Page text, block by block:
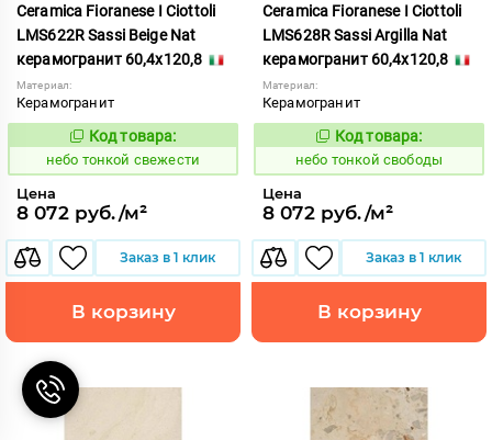
Ceramica Fioranese I Ciottoli
LMS622R Sassi Beige Nat
керамогранит 60,4x120,8
Материал:
Керамогранит
1122208
Код товара:
небо тонкой свежести
Цена
8 072 руб./м²
Заказ в 1 клик
В корзину
Ceramica Fioranese I Ciottoli
LMS628R Sassi Argilla Nat
керамогранит 60,4x120,8
Материал:
Керамогранит
1122210
Код товара:
небо тонкой свободы
Цена
8 072 руб./м²
Заказ в 1 клик
В корзину